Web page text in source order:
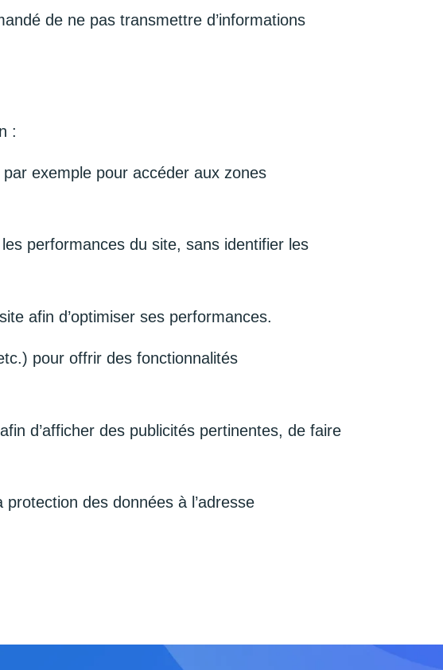
de ne pas transmettre d’informations
:
exemple pour accéder aux zones
performances du site, sans identifier les
afin d’optimiser ses performances.
pour offrir des fonctionnalités
d’afficher des publicités pertinentes, de faire
des données à l’adresse